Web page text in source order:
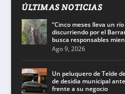
ÚLTIMAS NOTICIAS
“Cinco meses lleva un
discurriendo por el
busca responsables
Ago 9, 2026
Un peluquero de Telde
de desidia municipal
frente a su negocio